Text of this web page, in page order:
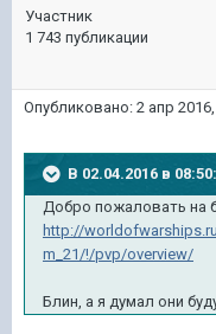
Участник
1 743 публикации
Опубликовано: 2 апр
В 02.04.2016 в
Добро пожаловать на
http://
m_21/!/pvp/overview/
Блин, а я думал они